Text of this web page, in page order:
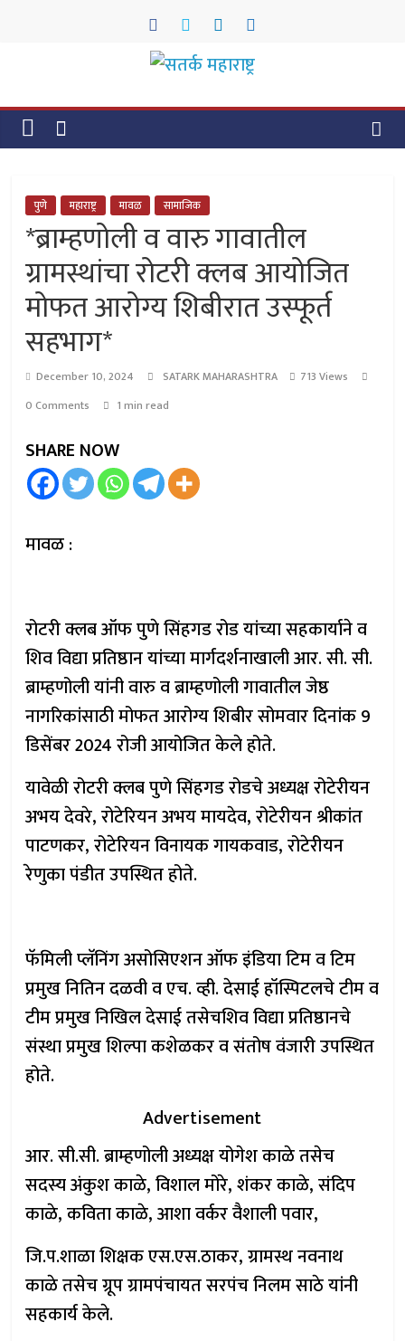
सतर्क
महाराष्ट्र
महाराष्ट्र
पुणे महाराष्ट्र मावळ सामाजिक
*ब्राम्हणोली व वारु गावातील
ग्रामस्थांचा रोटरी क्लब आयोजित
मोफत आरोग्य शिबीरात उस्फूर्त
सहभाग*
December 10, 2024 SATARK MAHARASHTRA
713 Views
0 Comments
1 min read
SHARE NOW
मावळ :
रोटरी क्लब ऑफ पुणे सिंहगड रोड यांच्या सहकार्याने व
शिव विद्या प्रतिष्ठान यांच्या मार्गदर्शनाखाली आर. सी. सी.
ब्राम्हणोली यांनी वारु व ब्राम्हणोली गावातील जेष्ठ
नागरिकांसाठी मोफत आरोग्य शिबीर सोमवार दिनांक 9
डिसेंबर 2024 रोजी आयोजित केले होते.
यावेळी रोटरी क्लब पुणे सिंहगड रोडचे अध्यक्ष रोटेरीयन
अभय देवरे, रोटेरियन अभय मायदेव, रोटेरीयन श्रीकांत
पाटणकर, रोटेरियन विनायक गायकवाड, रोटेरीयन
रेणुका पंडीत उपस्थित होते.
फॅमिली प्लॅनिंग असोसिएशन ऑफ इंडिया टिम व टिम
प्रमुख नितिन दळवी व एच. व्ही. देसाई हॉस्पिटलचे टीम व
टीम प्रमुख निखिल देसाई तसेचशिव विद्या प्रतिष्ठानचे
संस्था प्रमुख शिल्पा कशेळकर व संतोष वंजारी उपस्थित
होते.
Advertisement
आर. सी.सी. ब्राम्हणोली अध्यक्ष योगेश काळे तसेच
सदस्य अंकुश काळे, विशाल मोरे, शंकर काळे, संदिप
काळे, कविता काळे, आशा वर्कर वैशाली पवार,
जि.प.शाळा शिक्षक एस.एस.ठाकर, ग्रामस्थ नवनाथ
काळे तसेच ग्रूप ग्रामपंचायत सरपंच निलम साठे यांनी
सहकार्य केले.